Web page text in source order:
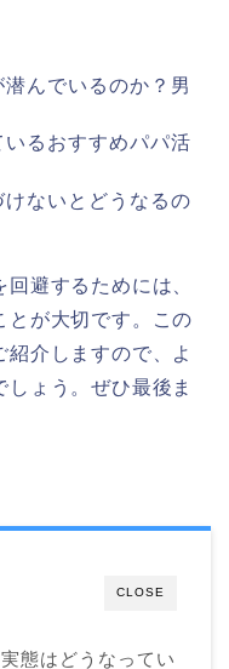
んでいるのか？男
るおすすめパパ活
ないとどうなるの
避するためには、
とが大切です。この
介しますので、よ
ょう。ぜひ最後ま
CLOSE
態はどうなってい